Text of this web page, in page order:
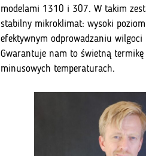
modelami 1310 i 307. W takim
stabilny mikroklimat: wysoki
efektywnym odprowadzaniu wilgoci
Gwarantuje nam to świetną
minusowych temperaturach.